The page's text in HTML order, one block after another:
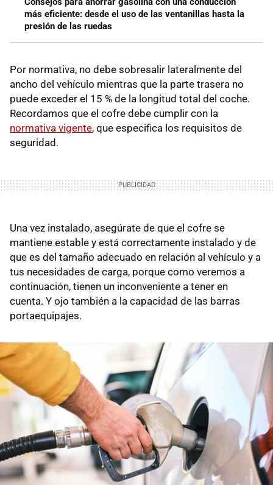
más eficiente: desde el uso de las ventanillas hasta la
presión de las ruedas
Por normativa, no debe sobresalir lateralmente del
ancho del vehículo mientras que la parte trasera no
puede exceder el 15 % de la longitud total del coche.
Recordamos que el cofre debe cumplir con la
normativa vigente, que especifica los requisitos de
seguridad.
Una vez instalado, asegúrate de que el cofre se
mantiene estable y está correctamente instalado y de
que es del tamaño adecuado en relación al vehículo y a
tus necesidades de carga, porque como veremos a
continuación, tienen un inconveniente a tener en
cuenta. Y ojo también a la capacidad de las barras
portaequipajes.